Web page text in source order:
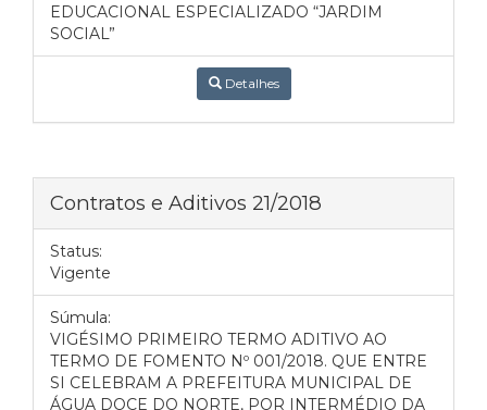
EDUCACIONAL ESPECIALIZADO “JARDIM
SOCIAL”
Detalhes
Contratos e Aditivos 21/2018
Status:
Vigente
Súmula:
VIGÉSIMO PRIMEIRO TERMO ADITIVO AO
TERMO DE FOMENTO Nº 001/2018. QUE ENTRE
SI CELEBRAM A PREFEITURA MUNICIPAL DE
ÁGUA DOCE DO NORTE, POR INTERMÉDIO DA